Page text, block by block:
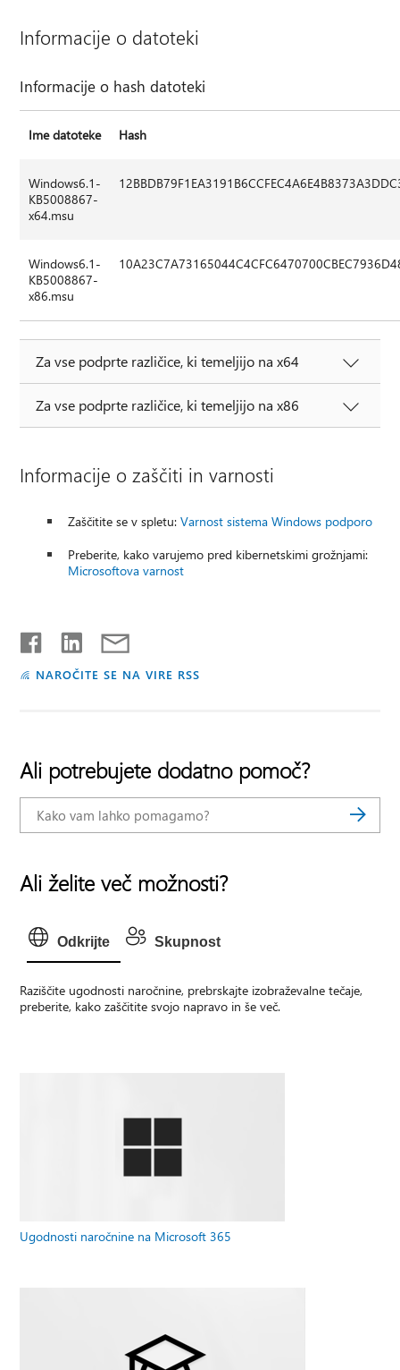
Informacije o datoteki
Informacije o hash datoteki
Ime datoteke Hash
Windows6.1-
KB5008867-
x64.msu
Windows6.1-
KB5008867-
x86.msu
Za vse podprte različice, ki temeljijo na x64
Za vse podprte različice, ki temeljijo na x86
Informacije o zaščiti in varnosti
Zaščitite se v spletu:Varnost sistema Windows podporo
Preberite, kako varujemo pred kibernetskimi grožnjami:
Microsoftova varnost
NAROČITE SE NA VIRE RSS
Ali potrebujete dodatno pomoč?
Ali želite več možnosti?
Odkrijte Skupnost
Raziščite ugodnosti naročnine, prebrskajte izobraževalne tečaje,
preberite, kako zaščitite svojo napravo in še več.
Ugodnosti naročnine na Microsoft 365